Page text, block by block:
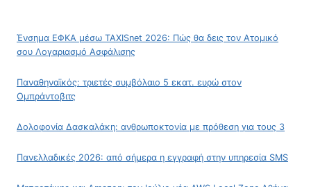
Ένσημα ΕΦΚΑ μέσω TAXISnet 2026: Πώς θα δεις τον Ατομικό
σου Λογαριασμό Ασφάλισης
Παναθηναϊκός: τριετές συμβόλαιο 5 εκατ. ευρώ στον
Ομπράντοβιτς
Δολοφονία Δασκαλάκη: ανθρωποκτονία με πρόθεση για τους 3
Πανελλαδικές 2026: από σήμερα η εγγραφή στην υπηρεσία SMS